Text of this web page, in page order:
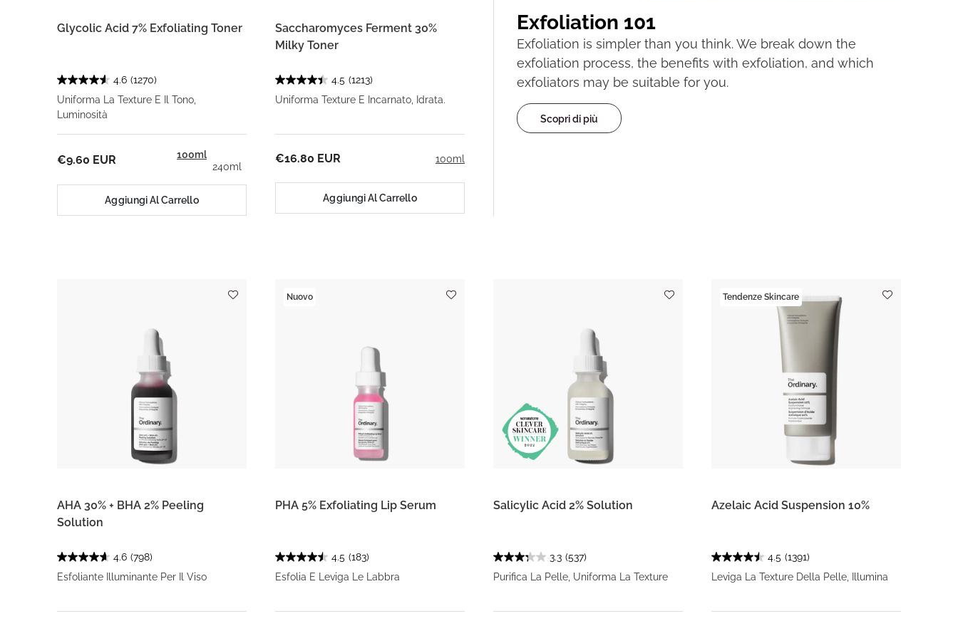
Glycolic Acid 7% Exfoliating Toner
4.6 (1270)
Uniforma La Texture E Il Tono,
Luminosità
100ml
240ml
€9.60 EUR
Aggiungi Al Carrello
Saccharomyces Ferment 30%
Milky Toner
4.5 (1213)
Uniforma Texture E Incarnato, Idrata.
100ml
€16.80 EUR
Aggiungi Al Carrello
Exfoliation 101
Exfoliation is simpler than you think. We break down the
exfoliation process, the benefits with exfoliation, and which
exfoliators may be suitable for you.
Scopri di più
AHA 30% + BHA 2% Peeling
Solution
4.6 (798)
Esfoliante Illuminante Per Il Viso
Nuovo
PHA 5% Exfoliating Lip Serum
4.5 (183)
Esfolia E Leviga Le Labbra
Salicylic Acid 2% Solution
3.3 (537)
Purifica La Pelle, Uniforma La Texture
Tendenze Skincare
Azelaic Acid Suspension 10%
4.5 (1391)
Leviga La Texture Della Pelle, Illumina